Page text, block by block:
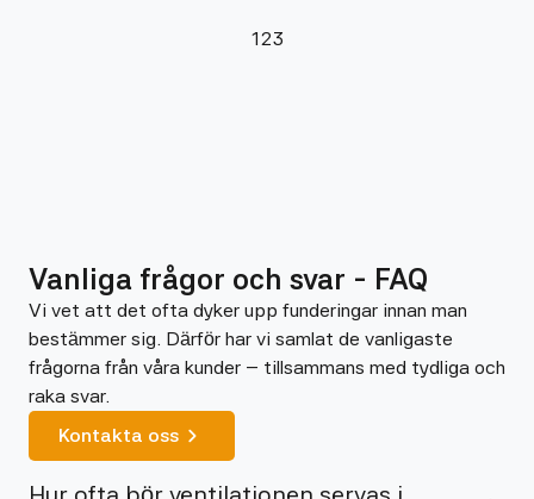
123
Vanliga frågor och svar - FAQ
Vi vet att det ofta dyker upp funderingar innan man
bestämmer sig. Därför har vi samlat de vanligaste
frågorna från våra kunder – tillsammans med tydliga och
raka svar.
Kontakta oss